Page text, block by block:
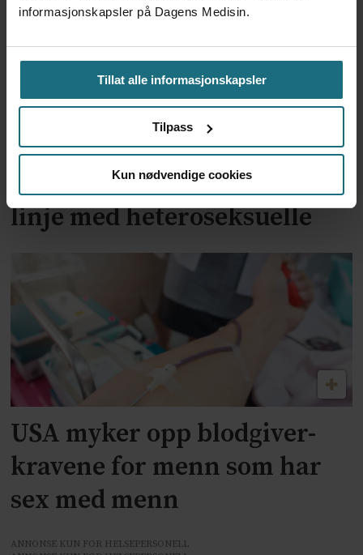
informasjonskapsler på Dagens Medisin.
Tillat alle informasjonskapsler
Tilpass
Kun nødvendige cookies
Endrer karantenekrav for
blodgivning:
– Menn som har sex med
menn vil bli vurdert på lik
linje med heteroseksuelle
USA myker opp blodgiver-
kravene for menn som har
sex med menn
ANNONSE KUN FOR HELSEPERSONELL